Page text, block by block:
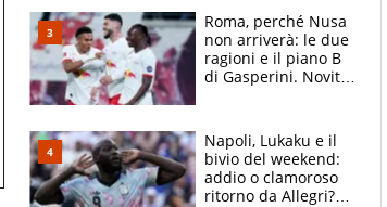
da Aragon
Roma, perché Nusa
non arriverà: le due
ragioni e il piano B
di Gasperini. Novità
Napoli, Lukaku e il
bivio del weekend:
addio o clamoroso
ritorno da Allegri?